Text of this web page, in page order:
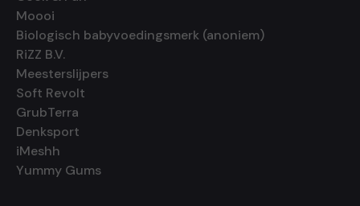
Moooi
Biologisch babyvoedingsmerk (anoniem)
RiZZ B.V.
Meesterslijpers
Soft Revolt
GrubTerra
Denksport
iMeshh
Yummy Gums